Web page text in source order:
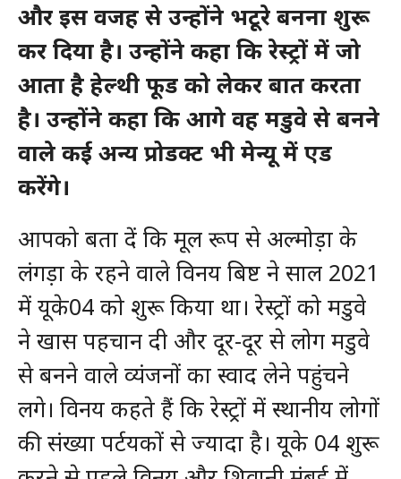
और इस वजह से उन्होंने भटूरे बनना शुरू
कर दिया है। उन्होंने कहा कि रेस्ट्रों में जो
आता है हेल्थी फूड को लेकर बात करता
है। उन्होंने कहा कि आगे वह मडुवे से बनने
वाले कई अन्य प्रोडक्ट भी मेन्यू में एड
करेंगे।
आपको बता दें कि मूल रूप से अल्मोड़ा के
लंगड़ा के रहने वाले विनय बिष्ट ने साल 2021
में यूके04 को शुरू किया था। रेस्ट्रों को मडुवे
ने खास पहचान दी और दूर-दूर से लोग मडुवे
से बनने वाले व्यंजनों का स्वाद लेने पहुंचने
लगे। विनय कहते हैं कि रेस्ट्रों में स्थानीय लोगों
की संख्या पर्टयकों से ज्यादा है। यूके 04 शुरू